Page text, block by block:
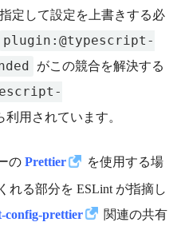
定して設定を上書きする必
plugin:@typescript-
がこの競合を解決する
利用されています。
の Prettier
を使用する場
れる部分を ESLint が指摘し
config-prettier
関連の共有